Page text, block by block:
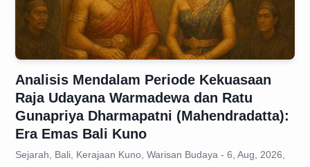
Analisis Mendalam Periode Kekuasaan
Raja Udayana Warmadewa dan Ratu
Gunapriya Dharmapatni (Mahendradatta):
Era Emas Bali Kuno
Sejarah, Bali, Kerajaan Kuno, Warisan Budaya - 6, Aug, 2026,